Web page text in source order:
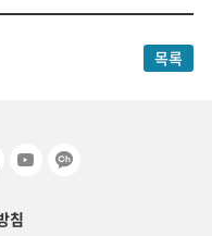
목록
침